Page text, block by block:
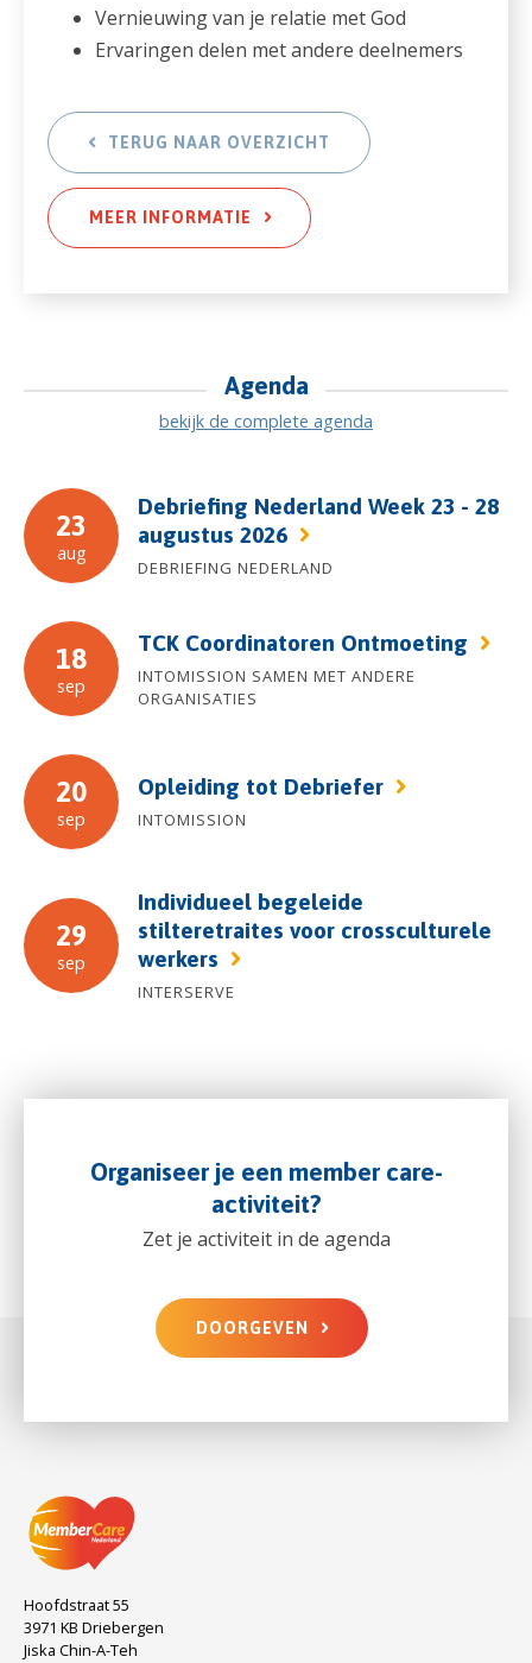
Vernieuwing van je relatie met God
Ervaringen delen met andere deelnemers
TERUG NAAR OVERZICHT
MEER INFORMATIE
Agenda
bekijk de complete agenda
23
aug
Debriefing Nederland Week 23 - 28
augustus 2026
DEBRIEFING NEDERLAND
18
sep
TCK Coordinatoren Ontmoeting
INTOMISSION SAMEN MET ANDERE
ORGANISATIES
20
sep
Opleiding tot Debriefer
INTOMISSION
29
sep
Individueel begeleide
stilteretraites voor crossculturele
werkers
INTERSERVE
Organiseer je een member care-
activiteit?
Zet je activiteit in de agenda
DOORGEVEN
Hoofdstraat 55
3971 KB Driebergen
Jiska Chin-A-Teh